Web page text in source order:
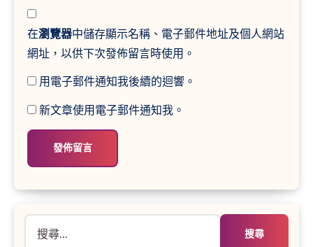
在瀏覽器中儲存顯示名稱、電子郵件地址及個人網站
網址，以供下次發佈留言時使用。
用電子郵件通知我後續的迴響。
新文章使用電子郵件通知我。